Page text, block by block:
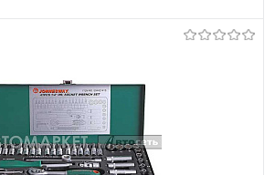
Недоступно